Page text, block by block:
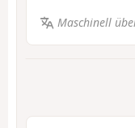
Maschinell